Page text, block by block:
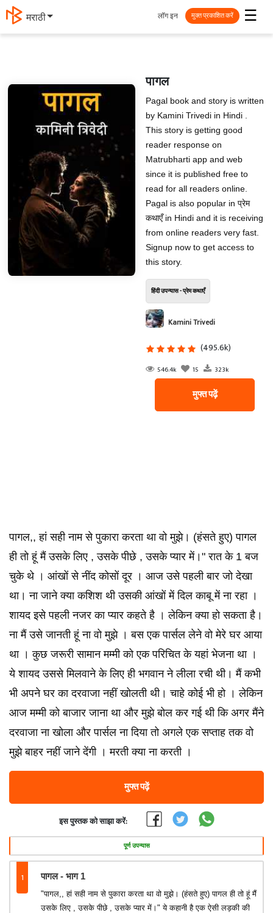
मराठी ☰
लॉग इन मुक्त प्रकाशित करें
पागल
Pagal book and story is written
by Kamini Trivedi in Hindi .
This story is getting good
reader response on
Matrubharti app and web
since it is published free to
read for all readers online.
Pagal is also popular in प्रेम
कथाएँ in Hindi and it is receiving
from online readers very fast.
Signup now to get access to
this story.
हिंदी उपन्यास - प्रेम कथाएँ
Kamini Trivedi
(495.6k)
546.4k 15 323k
मुफ्त पढ़ें
पागल,, हां सही नाम से पुकारा करता था वो मुझे। (हंसते हुए) पागल
ही तो हूं मैं उसके लिए , उसके पीछे , उसके प्यार में।" रात के 1 बज
चुके थे । आंखों से नींद कोसों दूर । आज उसे पहली बार जो देखा
था। ना जाने क्या कशिश थी उसकी आंखों में दिल काबू में ना रहा ।
शायद इसे पहली नजर का प्यार कहते है । लेकिन क्या हो सकता है।
ना मैं उसे जानती हूं ना वो मुझे । बस एक पार्सल लेने वो मेरे घर आया
था । कुछ जरूरी सामान मम्मी को एक परिचित के यहां भेजना था ।
ये शायद उससे मिलवाने के लिए ही भगवान ने लीला रची थी। मैं कभी
भी अपने घर का दरवाजा नहीं खोलती थी। चाहे कोई भी हो । लेकिन
आज मम्मी को बाजार जाना था और मुझे बोल कर गई थी कि अगर मैंने
दरवाजा ना खोला और पार्सल ना दिया तो अगले एक सप्ताह तक वो
मुझे बाहर नहीं जाने देंगी । मरती क्या ना करती ।
मुफ्त पढ़ें
इस पुस्तक को साझा करें:
पूर्ण उपन्यास
1 पागल - भाग 1
"पागल,, हां सही नाम से पुकारा करता था वो मुझे। (हंसते हुए) पागल ही तो हूं मैं
उसके लिए , उसके पीछे , उसके प्यार में।" ये कहानी है एक ऐसी लड़की की